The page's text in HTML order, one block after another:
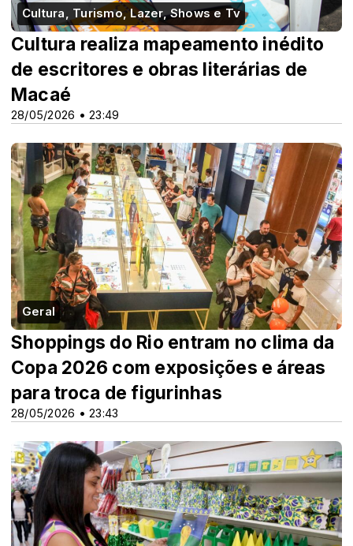
Cultura, Turismo, Lazer, Shows e Tv
28/05/2026 • 23:49
Cultura realiza mapeamento inédito
de escritores e obras literárias de
Macaé
Geral
28/05/2026 • 23:43
Shoppings do Rio entram no clima da
Copa 2026 com exposições e áreas
para troca de figurinhas